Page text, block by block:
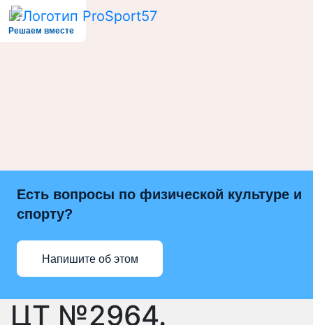
Решаем вместе
Есть вопросы по физической культуре и
спорту?
Напишите об этом
ЦТ №2964.